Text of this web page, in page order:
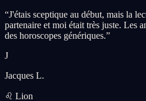
“J'étais sceptique au début, mais la
partenaire et moi était très juste. Les
des horoscopes génériques.”
J
Jacques L.
♌ Lion